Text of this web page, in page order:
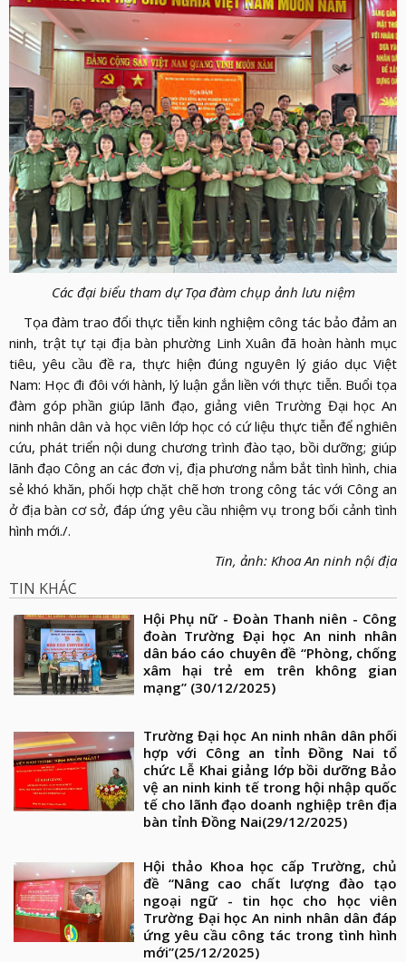
Các đại biểu tham dự Tọa đàm chụp ảnh lưu niệm
Tọa đàm trao đổi thực tiễn kinh nghiệm công tác bảo đảm an
ninh, trật tự tại địa bàn phường Linh Xuân đã hoàn hành mục
tiêu, yêu cầu đề ra, thực hiện đúng nguyên lý giáo dục Việt
Nam: Học đi đôi với hành, lý luận gắn liền với thực tiễn. Buổi tọa
đàm góp phần giúp lãnh đạo, giảng viên Trường Đại học An
ninh nhân dân và học viên lớp học có cứ liệu thực tiễn để nghiên
cứu, phát triển nội dung chương trình đào tạo, bồi dưỡng; giúp
lãnh đạo Công an các đơn vị, địa phương nắm bắt tình hình, chia
sẻ khó khăn, phối hợp chặt chẽ hơn trong công tác với Công an
ở địa bàn cơ sở, đáp ứng yêu cầu nhiệm vụ trong bối cảnh tình
hình mới./.
Tin, ảnh: Khoa An ninh nội địa
TIN KHÁC
Hội Phụ nữ - Đoàn Thanh niên - Công
đoàn Trường Đại học An ninh nhân
dân báo cáo chuyên đề “Phòng, chống
xâm hại trẻ em trên không gian
mạng” (30/12/2025)
Trường Đại học An ninh nhân dân phối
hợp với Công an tỉnh Đồng Nai tổ
chức Lễ Khai giảng lớp bồi dưỡng Bảo
vệ an ninh kinh tế trong hội nhập quốc
tế cho lãnh đạo doanh nghiệp trên địa
bàn tỉnh Đồng Nai(29/12/2025)
Hội thảo Khoa học cấp Trường, chủ
đề “Nâng cao chất lượng đào tạo
ngoại ngữ - tin học cho học viên
Trường Đại học An ninh nhân dân đáp
ứng yêu cầu công tác trong tình hình
mới”(25/12/2025)